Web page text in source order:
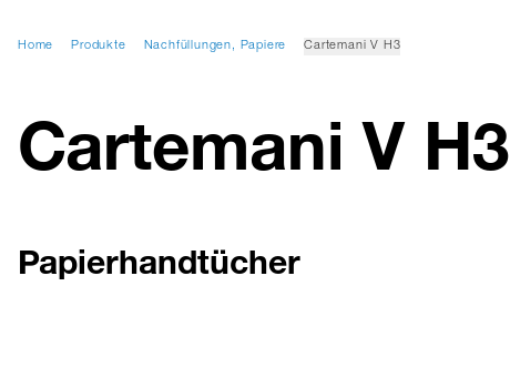
Home Produkte Nachfüllungen, Papiere Cartemani V H3
Cartemani V H3
Papierhandtücher